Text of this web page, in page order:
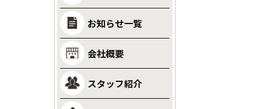
お知らせ一覧
会社概要
スタッフ紹介